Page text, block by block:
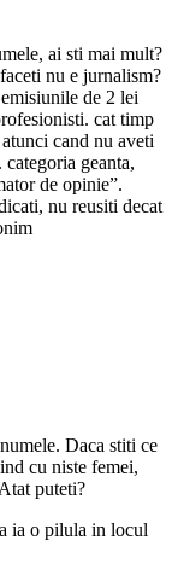
ai sti mai mult?
nu e jurnalism?
de 2 lei
cat timp
cand nu aveti
geanta,
de opinie”.
nu reusiti decat
Daca stiti ce
cu niste femei,
puteti?
ia o pilula in locul